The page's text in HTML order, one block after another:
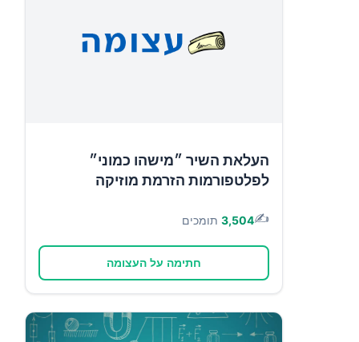
העלאת השיר ״מישהו כמוני״
לפלטפורמות הזרמת מוזיקה
✍️
3,504 תומכים
חתימה על העצומה